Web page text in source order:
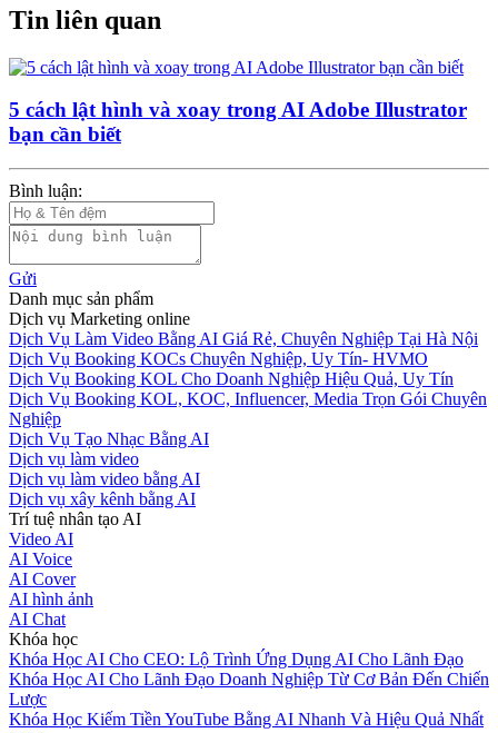
Tin liên quan
5 cách lật hình và xoay trong AI Adobe Illustrator
bạn cần biết
Bình luận:
Gửi
Danh mục sản phẩm
Dịch vụ Marketing online
Dịch Vụ Làm Video Bằng AI Giá Rẻ, Chuyên Nghiệp Tại Hà Nội
Dịch Vụ Booking KOCs Chuyên Nghiệp, Uy Tín- HVMO
Dịch Vụ Booking KOL Cho Doanh Nghiệp Hiệu Quả, Uy Tín
Dịch Vụ Booking KOL, KOC, Influencer, Media Trọn Gói Chuyên
Nghiệp
Dịch Vụ Tạo Nhạc Bằng AI
Dịch vụ làm video
Dịch vụ làm video bằng AI
Dịch vụ xây kênh bằng AI
Trí tuệ nhân tạo AI
Video AI
AI Voice
AI Cover
AI hình ảnh
AI Chat
Khóa học
Khóa Học AI Cho CEO: Lộ Trình Ứng Dụng AI Cho Lãnh Đạo
Khóa Học AI Cho Lãnh Đạo Doanh Nghiệp Từ Cơ Bản Đến Chiến
Lược
Khóa Học Kiếm Tiền YouTube Bằng AI Nhanh Và Hiệu Quả Nhất